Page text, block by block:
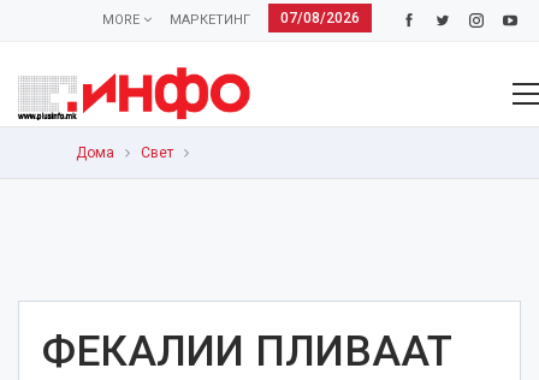
07/08/2026
МАРКЕТИНГ
MORE
Дома Свет
ФЕКАЛИИ ПЛИВААТ